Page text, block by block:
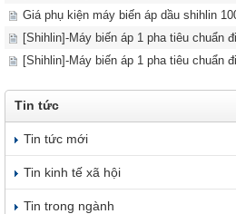
Giá phụ kiện máy biến áp dầu shihlin
[Shihlin]-Máy biến áp 1 pha tiêu chuẩn
[Shihlin]-Máy biến áp 1 pha tiêu chuẩn
Tin tức
Tin tức mới
Tin kinh tế xã hội
Tin trong ngành